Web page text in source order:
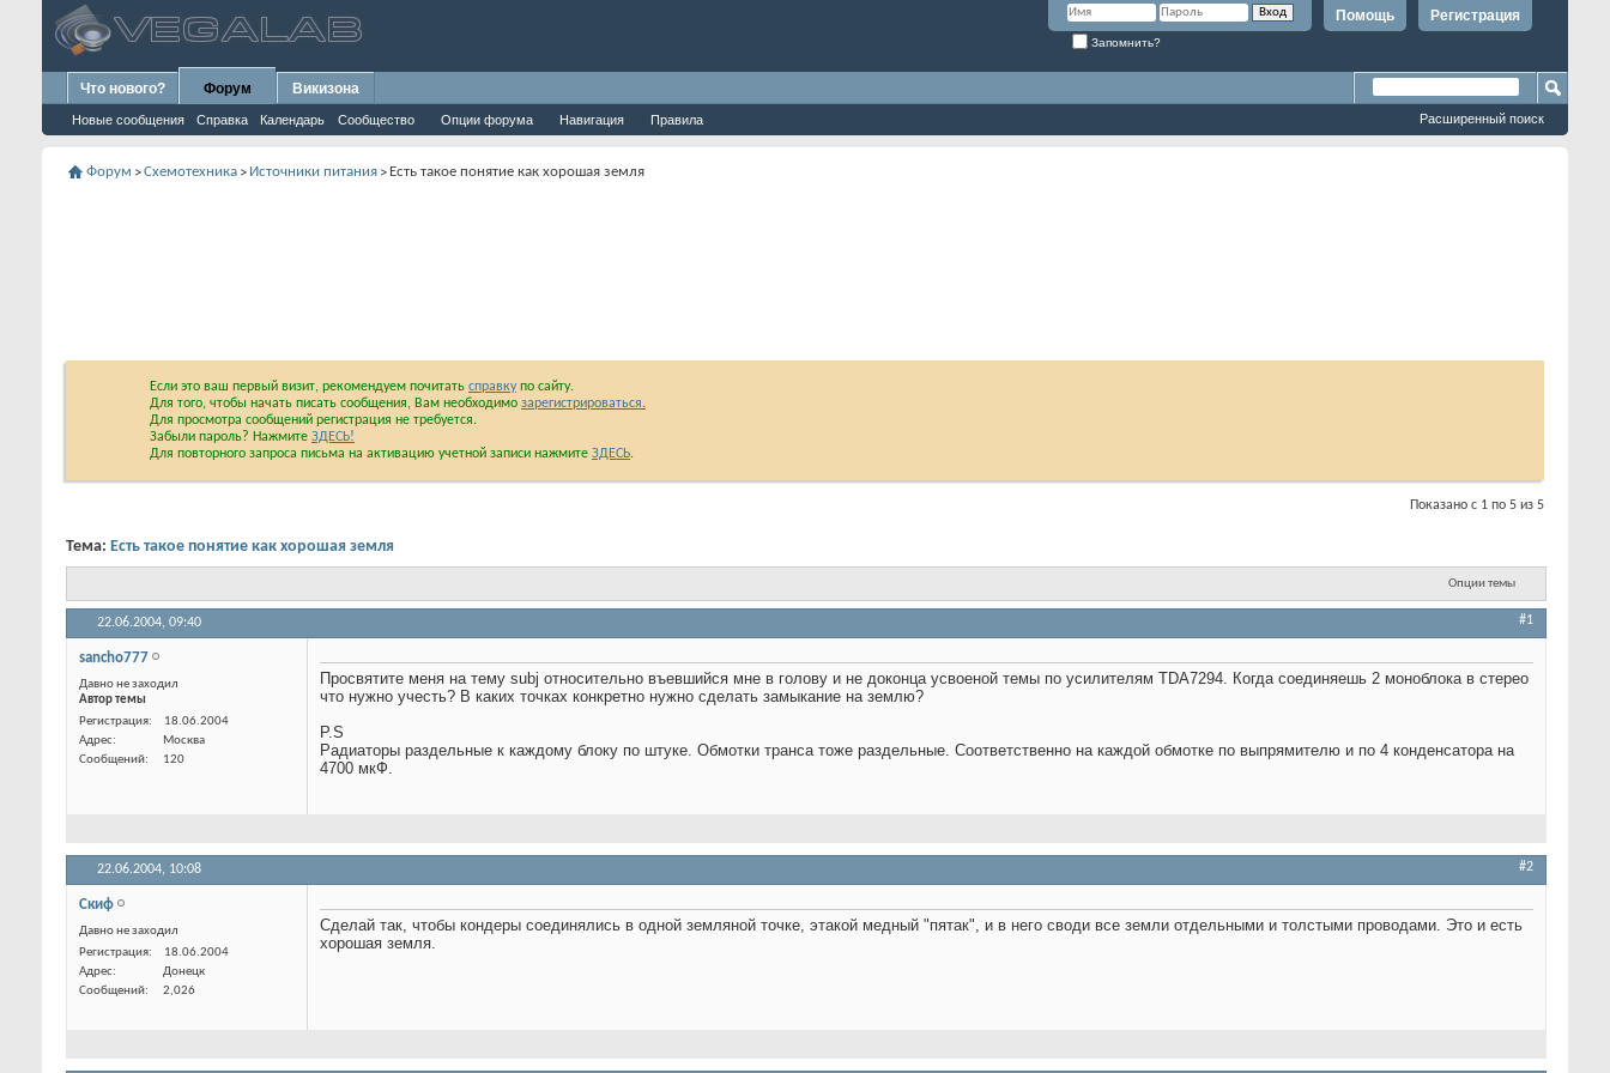
Регистрация
Помощь
Запомнить?
Что нового? Форум
Новые сообщения Справка Календарь Сообщество Опции форума Навигация Правила
Викизона
Расширенный поиск
Форум >Схемотехника > Источники питания > Есть такое понятие как хорошая земля
Если это ваш первый визит, рекомендуем почитать справкупо сайту.
Для того, чтобы начать писать сообщения, Вам необходимо зарегистрироваться.
Для просмотра сообщений регистрация не требуется.
Забыли пароль? Нажмите ЗДЕСЬ!
Для повторного запроса письма на активацию учетной записи нажмите ЗДЕСЬ.
Показано с 1 по 5 из 5
Тема: Есть такое понятие как хорошая земля
Опции темы
22.06.2004, 09:40 #1
sancho777
Давно не заходил
Автор темы
Сообщений
Просвятите меня на тему subj относительно въевшийся мне в голову и не доконца усвоеной темы по усилителям TDA7294. Когда соединяешь 2 моноблока в стерео
P.S
Радиаторы раздельные к каждому блоку по штуке. Обмотки транса тоже раздельные. Соответственно на каждой обмотке по выпрямителю и по 4 конденсатора на
22.06.2004,10:08